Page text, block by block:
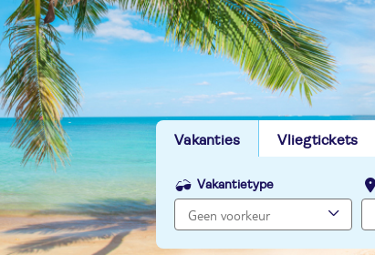
Vakanties Vliegtickets
Vakantietype